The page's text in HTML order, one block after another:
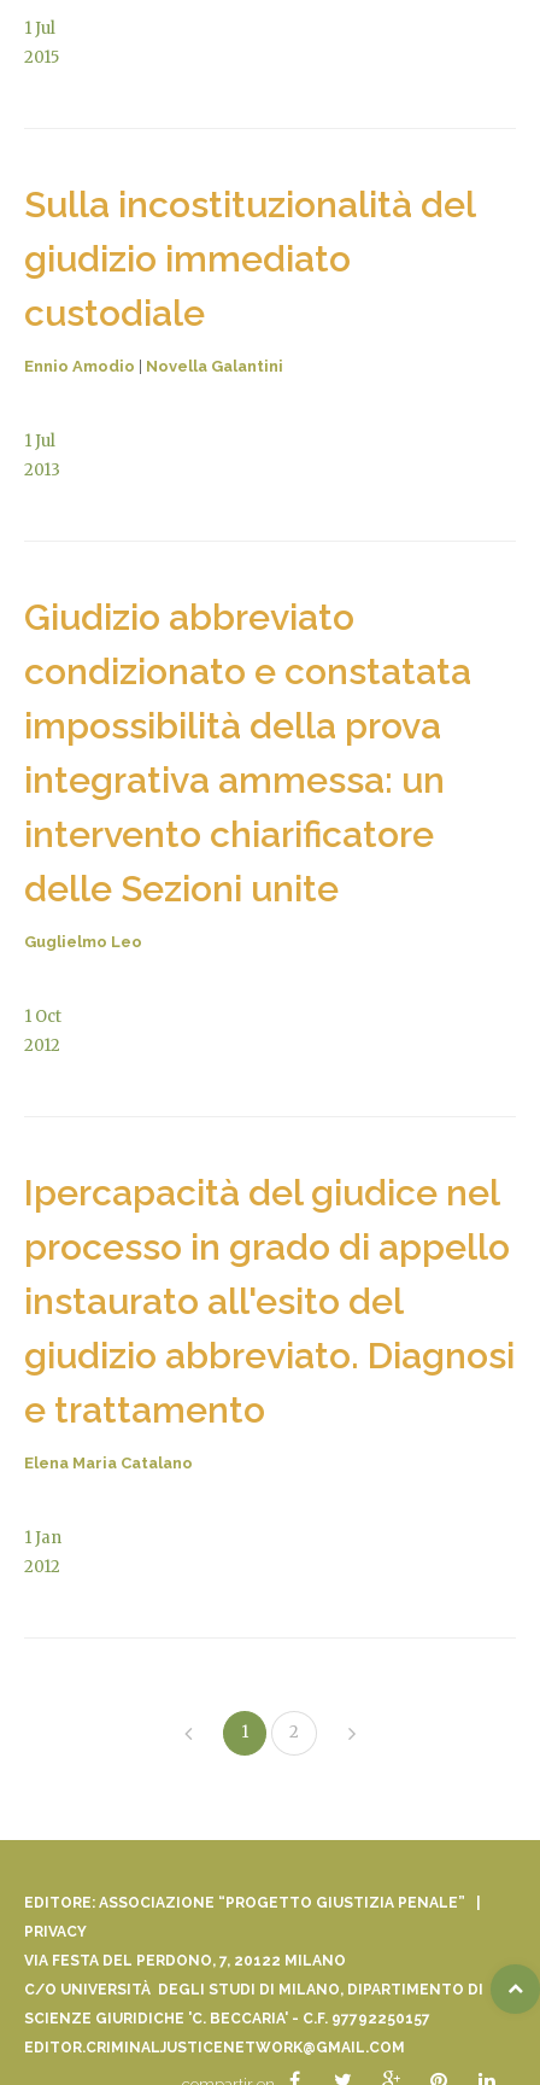
1Jul
2015
Sulla incostituzionalità del
giudizio immediato
custodiale
Ennio Amodio Novella Galantini
1Jul
2013
Giudizio abbreviato
condizionato e constatata
impossibilità della prova
integrativa ammessa: un
intervento chiarificatore
delle Sezioni unite
Guglielmo Leo
1 Oct
2012
Ipercapacità del giudice nel
processo in grado di appello
instaurato all'esito del
giudizio abbreviato. Diagnosi
e trattamento
Elena Maria Catalano
1Jan
2012
1 2
EDITORE: ASSOCIAZIONE “PROGETTO GIUSTIZIA PENALE” |
PRIVACY
VIA FESTA DEL PERDONO, 7, 20122 MILANO
C/O UNIVERSITÀ DEGLI STUDI DI MILANO, DIPARTIMENTO DI
SCIENZE GIURIDICHE 'C. BECCARIA' - C.F. 97792250157
EDITOR.CRIMINALJUSTICENETWORK@GMAIL.COM